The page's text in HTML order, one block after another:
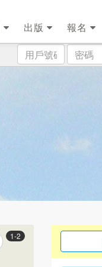
出版 報名
用
戶
密
碼
1-2